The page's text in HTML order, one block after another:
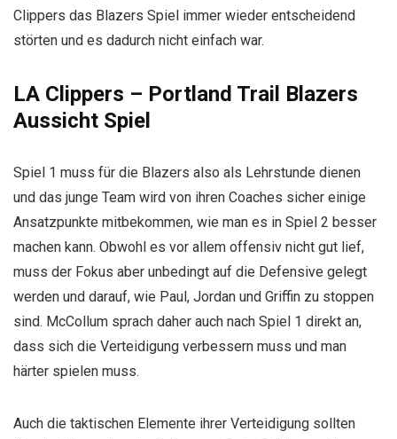
Clippers das Blazers Spiel immer wieder entscheidend
störten und es dadurch nicht einfach war.
LA Clippers – Portland Trail Blazers
Aussicht Spiel
Spiel 1 muss für die Blazers also als Lehrstunde dienen
und das junge Team wird von ihren Coaches sicher einige
Ansatzpunkte mitbekommen, wie man es in Spiel 2 besser
machen kann. Obwohl es vor allem offensiv nicht gut lief,
muss der Fokus aber unbedingt auf die Defensive gelegt
werden und darauf, wie Paul, Jordan und Griffin zu stoppen
sind. McCollum sprach daher auch nach Spiel 1 direkt an,
dass sich die Verteidigung verbessern muss und man
härter spielen muss.
Auch die taktischen Elemente ihrer Verteidigung sollten